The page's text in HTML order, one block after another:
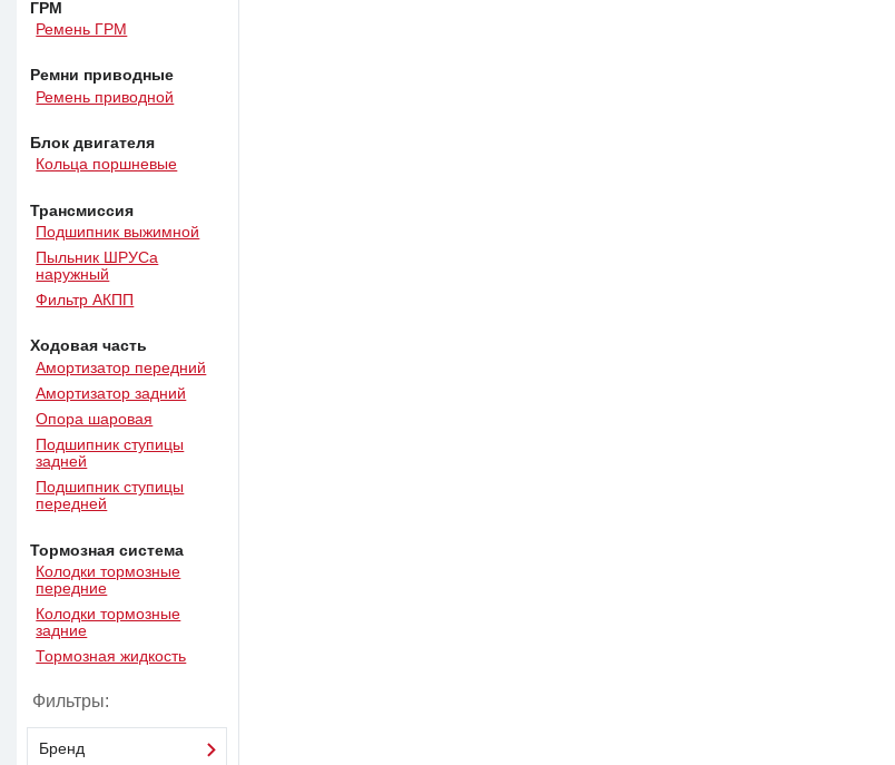
ГРМ
Ремень ГРМ
Ремни приводные
Ремень приводной
Блок двигателя
Кольца поршневые
Трансмиссия
Подшипник выжимной
Пыльник ШРУСа
наружный
Фильтр АКПП
Ходовая часть
Амортизатор передний
Амортизатор задний
Опора шаровая
Подшипник ступицы
задней
Подшипник ступицы
передней
Тормозная система
Колодки тормозные
передние
Колодки тормозные
задние
Тормозная жидкость
Фильтры:
Бренд